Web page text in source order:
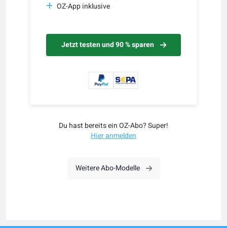
OZ-App inklusive
Jetzt testen und 90 % sparen
Du hast bereits ein OZ-Abo? Super!
Hier anmelden
Weitere Abo-Modelle